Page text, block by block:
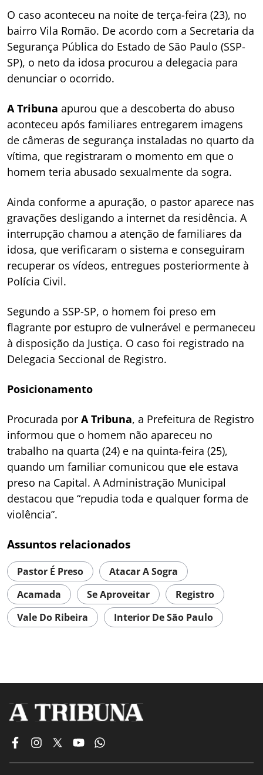
O caso aconteceu na noite de terça-feira (23), no
bairro Vila Romão. De acordo com a Secretaria da
Segurança Pública do Estado de São Paulo (SSP-
SP), o neto da idosa procurou a delegacia para
denunciar o ocorrido.
A Tribuna apurou que a descoberta do abuso
aconteceu após familiares entregarem imagens
de câmeras de segurança instaladas no quarto da
vítima, que registraram o momento em que o
homem teria abusado sexualmente da sogra.
Ainda conforme a apuração, o pastor aparece nas
gravações desligando a internet da residência. A
interrupção chamou a atenção de familiares da
idosa, que verificaram o sistema e conseguiram
recuperar os vídeos, entregues posteriormente à
Polícia Civil.
Segundo a SSP-SP, o homem foi preso em
flagrante por estupro de vulnerável e permaneceu
à disposição da Justiça. O caso foi registrado na
Delegacia Seccional de Registro.
Posicionamento
Procurada por A Tribuna, a Prefeitura de Registro
informou que o homem não apareceu no
trabalho na quarta (24) e na quinta-feira (25),
quando um familiar comunicou que ele estava
preso na Capital. A Administração Municipal
destacou que “repudia toda e qualquer forma de
violência”.
Assuntos relacionados
Pastor É Preso
Atacar A Sogra
Acamada
Se Aproveitar
Registro
Vale Do Ribeira
Interior De São Paulo